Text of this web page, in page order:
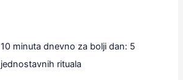
10 minuta dnevno za bolji dan: 5
jednostavnih rituala